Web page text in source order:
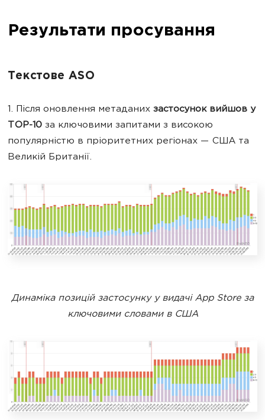
Результати просування
Текстове ASO
1. Після оновлення метаданих застосунок вийшов у
TOP-10 за ключовими запитами з високою
популярністю в пріоритетних регіонах — США та
Великій Британії.
Динаміка позицій застосунку у видачі App Store за
ключовими словами в США